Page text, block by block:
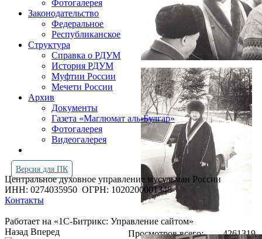
Фотогалерея
Законодательство
Федеральное
Республиканское
Структура
Справка о РДУМ
История РДУМ
Муфтии России
Мечети России
Архив
Документы
Газета «Маглюмат аль-Булгар»
Фотогалерея
Видеогалерея
Версия для ПК
Центральное духовное управление мусульман России
ИНН: 0274035950 ОГРН: 1020200001348
Контакты
Работает на «1С-Битрикс: Управление сайтом»
Просмотров всего:
4261319
Назад Вперед